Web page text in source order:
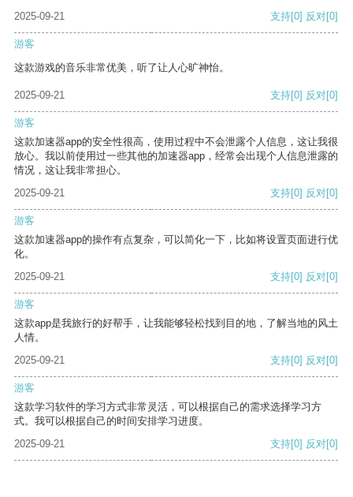
2025-09-21 支持[0] 反对[0]
游客
这款游戏的音乐非常优美，听了让人心旷神怡。
2025-09-21 支持[0] 反对[0]
游客
这款加速器app的安全性很高，使用过程中不会泄露个人信息，这让我很
放心。我以前使用过一些其他的加速器app，经常会出现个人信息泄露的
情况，这让我非常担心。
2025-09-21
支持[0] 反对[0]
游客
这款加速器app的操作有点复杂，可以简化一下，比如将设置页面进行优
化。
2025-09-21
支持[0] 反对[0]
游客
这款app是我旅行的好帮手，让我能够轻松找到目的地，了解当地的风土
人情。
2025-09-21
支持[0] 反对[0]
游客
这款学习软件的学习方式非常灵活，可以根据自己的需求选择学习方
式。我可以根据自己的时间安排学习进度。
2025-09-21
支持[0] 反对[0]